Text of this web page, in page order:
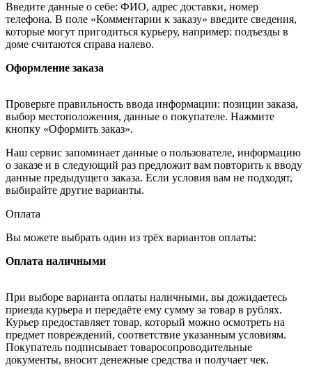
Введите данные о себе: ФИО, адрес доставки, номер
телефона. В поле «Комментарии к заказу» введите сведения,
которые могут пригодиться курьеру, например: подъезды в
доме считаются справа налево.
Оформление заказа
Проверьте правильность ввода информации: позиции заказа,
выбор местоположения, данные о покупателе. Нажмите
кнопку «Оформить заказ».
Наш сервис запоминает данные о пользователе, информацию
о заказе и в следующий раз предложит вам повторить к вводу
данные предыдущего заказа. Если условия вам не подходят,
выбирайте другие варианты.
Оплата
Вы можете выбрать один из трёх вариантов оплаты:
Оплата наличными
При выборе варианта оплаты наличными, вы дожидаетесь
приезда курьера и передаёте ему сумму за товар в рублях.
Курьер предоставляет товар, который можно осмотреть на
предмет повреждений, соответствие указанным условиям.
Покупатель подписывает товаросопроводительные
документы, вносит денежные средства и получает чек.